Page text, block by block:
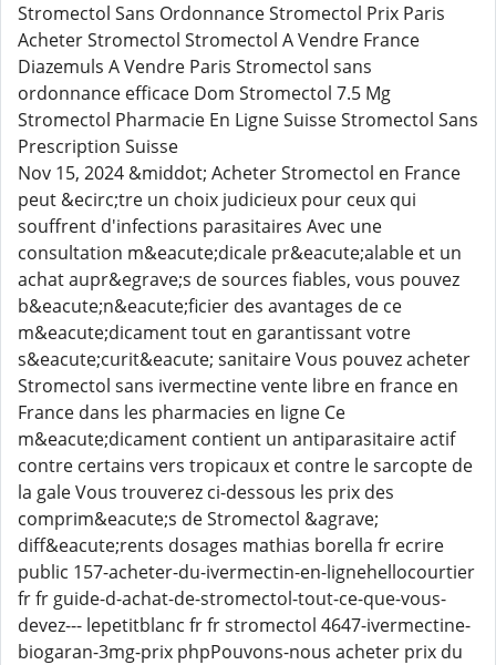
Stromectol Sans Ordonnance Stromectol Prix Paris
Acheter Stromectol Stromectol A Vendre France
Diazemuls A Vendre Paris Stromectol sans
ordonnance efficace Dom Stromectol 7.5 Mg
Stromectol Pharmacie En Ligne Suisse Stromectol Sans
Prescription Suisse
Nov 15, 2024 &middot; Acheter Stromectol en France
peut &ecirc;tre un choix judicieux pour ceux qui
souffrent d'infections parasitaires Avec une
consultation m&eacute;dicale pr&eacute;alable et un
achat aupr&egrave;s de sources fiables, vous pouvez
b&eacute;n&eacute;ficier des avantages de ce
m&eacute;dicament tout en garantissant votre
s&eacute;curit&eacute; sanitaire Vous pouvez acheter
Stromectol sans ivermectine vente libre en france en
France dans les pharmacies en ligne Ce
m&eacute;dicament contient un antiparasitaire actif
contre certains vers tropicaux et contre le sarcopte de
la gale Vous trouverez ci-dessous les prix des
comprim&eacute;s de Stromectol &agrave;
diff&eacute;rents dosages mathias borella fr ecrire
public 157-acheter-du-ivermectin-en-lignehellocourtier
fr fr guide-d-achat-de-stromectol-tout-ce-que-vous-
devez--- lepetitblanc fr fr stromectol 4647-ivermectine-
biogaran-3mg-prix phpPouvons-nous acheter prix du